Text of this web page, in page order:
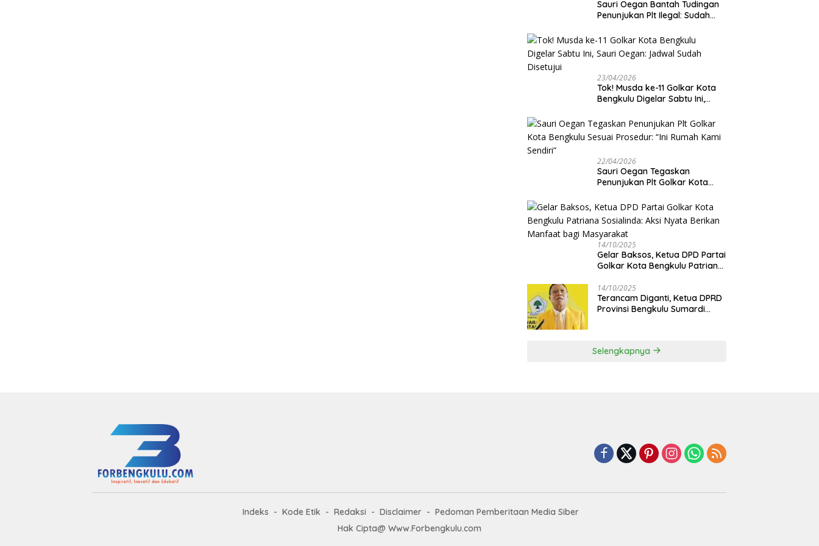
Sauri Oegan Bantah Tudingan
Penunjukan Plt Ilegal: Sudah
Jangan Asbun!
23/04/2026
‎Tok! Musda ke-11 Golkar Kota
Bengkulu Digelar Sabtu Ini,
Disetujui
22/04/2026
Sauri Oegan Tegaskan
Penunjukan Plt Golkar Kota
Rumah Kami Sendiri”
14/10/2025
‎Gelar Baksos, Ketua DPD Partai
Golkar Kota Bengkulu Patriana
Manfaat bagi Masyarakat
14/10/2025
Terancam Diganti, Ketua DPRD
Provinsi Bengkulu Sumardi
Selengkapnya
Indeks Kode Etik Redaksi Disclaimer
Pedoman Pemberitaan Media Siber
Hak Cipta@ Www.Forbengkulu.com